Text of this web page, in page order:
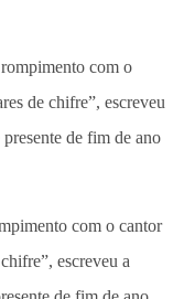
com o cantor
escreveu a